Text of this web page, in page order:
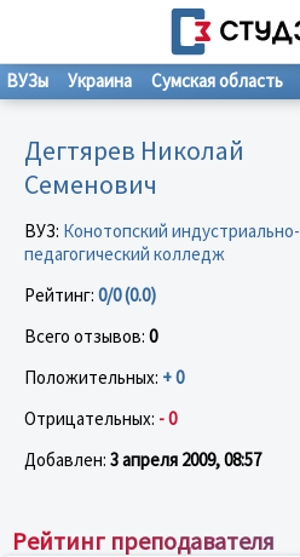
ВУЗы Украина Сумская область
Дегтярев Николай
Семенович
ВУЗ: Конотопский индустриально-
педагогический колледж
Рейтинг: 0/0 (0.0)
Всего отзывов: 0
Положительных: + 0
Отрицательных: - 0
Добавлен: 3 апреля 2009, 08:57
Рейтинг преподавателя